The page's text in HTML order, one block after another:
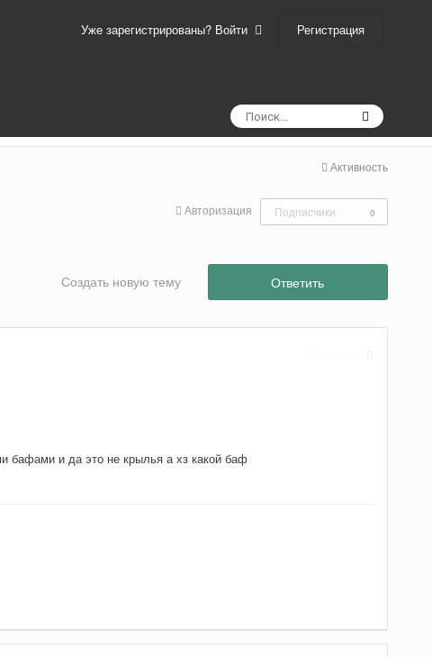
Уже зарегистрированы? Войти Регистрация
Активность
Авторизация Подписчики 0
Ответить
Создать новую тему
бафами и да это не крылья а хз какой баф